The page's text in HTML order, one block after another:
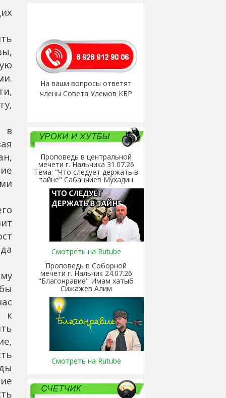
в
к
На ваши вопросы ответят
члены Совета Улемов КБР
Проповедь в центральной
мечети г. Нальчика 31.07.26
Тема: "Что следует держать в
тайне" Сабанчиев Мухадин
Смотреть на Rutube
Проповедь в Соборной
мечети г. Нальчик 24.07.26
"Благонравие" Имам хатыб
Сижажев Алим
Смотреть на Rutube